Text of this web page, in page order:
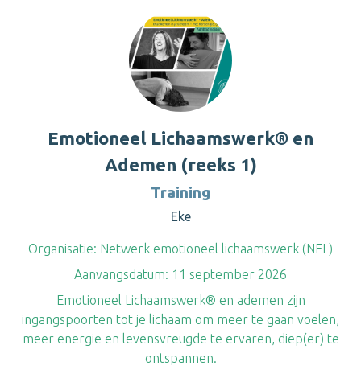
Emotioneel Lichaamswerk® en
Ademen (reeks 1)
Training
Eke
Organisatie: Netwerk emotioneel lichaamswerk (NEL)
Aanvangsdatum: 11 september 2026
Emotioneel Lichaamswerk® en ademen zijn
ingangspoorten tot je lichaam om meer te gaan voelen,
meer energie en levensvreugde te ervaren, diep(er) te
ontspannen.